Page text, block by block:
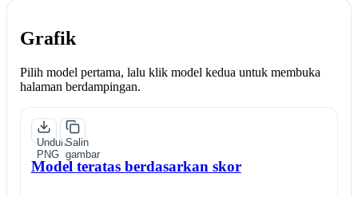
Grafik
Pilih model pertama, lalu klik model kedua untuk membuka
halaman berdampingan.
Unduh
PNG
Salin
gambar
Model teratas berdasarkan skor